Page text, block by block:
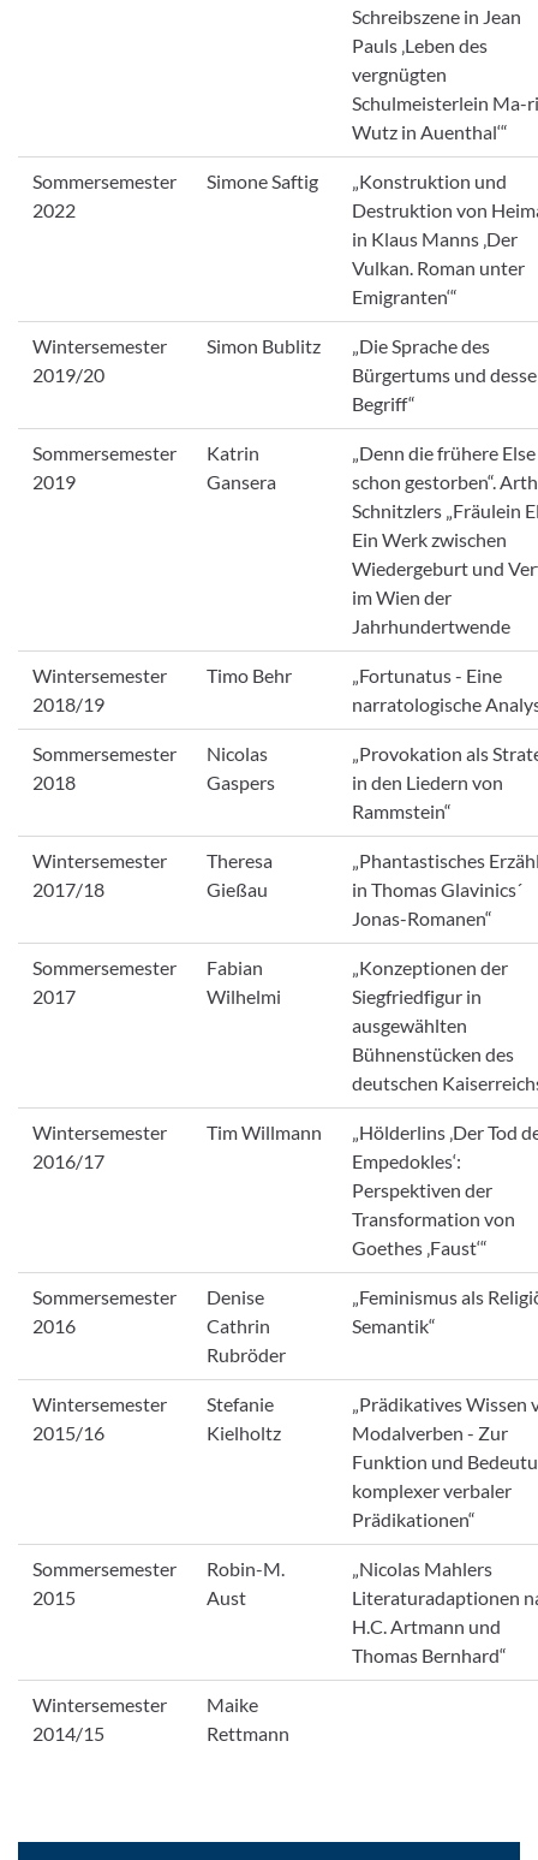
Schreibszene in Jean
Pauls ‚Leben des
vergnügten
Schulmeisterlein Ma-
Wutz in Auenthal‘“
Sommersemester
2022
Simone Saftig
„Konstruktion und
Destruktion von
in Klaus Manns ‚Der
Vulkan. Roman unter
Emigranten‘“
Wintersemester
2019/20
Simon Bublitz
„Die Sprache des
Bürgertums und
Begriff“
Sommersemester
2019
Katrin
Gansera
„Denn die frühere
schon gestorben“.
Schnitzlers „Fräulein
Ein Werk zwischen
Wiedergeburt und
im Wien der
Jahrhundertwende
Wintersemester
2018/19
Timo Behr
„Fortunatus - Eine
narratologische
Sommersemester
2018
Nicolas
Gaspers
„Provokation als
in den Liedern von
Rammstein“
Wintersemester
2017/18
Theresa
Gießau
„Phantastisches
in Thomas Glavinics´
Jonas-Romanen“
Sommersemester
2017
Fabian
Wilhelmi
„Konzeptionen der
Siegfriedfigur in
ausgewählten
Bühnenstücken des
deutschen
Wintersemester
2016/17
Tim Willmann
„Hölderlins ‚Der Tod
Empedokles‘:
Perspektiven der
Transformation von
Goethes ‚Faust‘“
Sommersemester
2016
Denise
Cathrin
Rubröder
„Feminismus als
Semantik“
Wintersemester
2015/16
Stefanie
Kielholtz
„Prädikatives Wissen
Modalverben - Zur
Funktion und
komplexer verbaler
Prädikationen“
Sommersemester
2015
Robin-M.
Aust
„Nicolas Mahlers
Literaturadaptionen
H.C. Artmann und
Thomas Bernhard“
Wintersemester
2014/15
Maike
Rettmann